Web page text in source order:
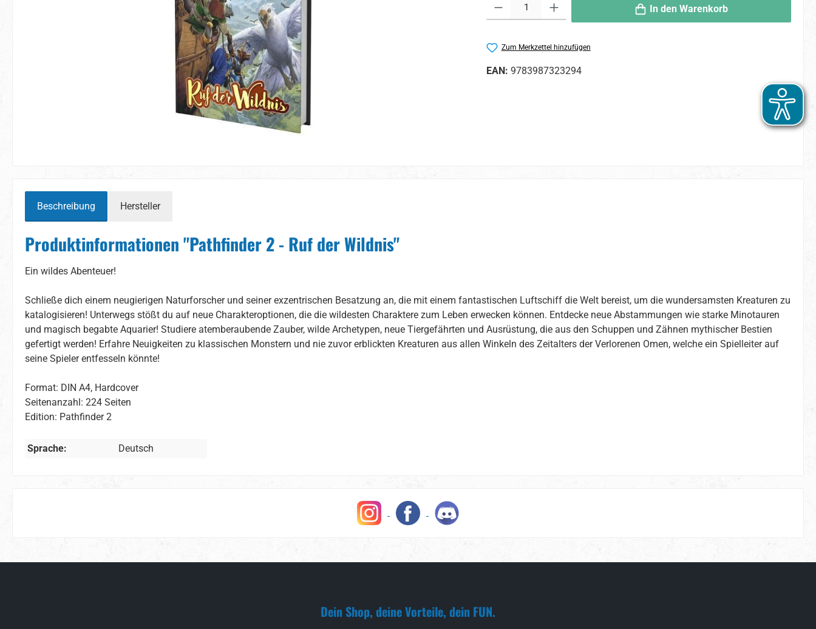
In den Warenkorb
Zum Merkzettel hinzufügen
EAN: 9783987323294
Beschreibung Hersteller
Produktinformationen "Pathfinder 2 - Ruf der Wildnis"
Ein wildes Abenteuer!
Schließe dich einem neugierigen Naturforscher und seiner exzentrischen Besatzung an, die mit einem fantastischen Luftschiff die Welt bereist, um die wundersamsten Kreaturen zu
katalogisieren! Unterwegs stößt du auf neue Charakteroptionen, die die wildesten Charaktere zum Leben erwecken können. Entdecke neue Abstammungen wie starke Minotauren
und magisch begabte Aquarier! Studiere atemberaubende Zauber, wilde Archetypen, neue Tiergefährten und Ausrüstung, die aus den Schuppen und Zähnen mythischer Bestien
gefertigt werden! Erfahre Neuigkeiten zu klassischen Monstern und nie zuvor erblickten Kreaturen aus allen Winkeln des Zeitalters der Verlorenen Omen, welche ein Spielleiter auf
seine Spieler entfesseln könnte!
Format: DIN A4, Hardcover
Seitenanzahl: 224 Seiten
Edition: Pathfinder 2
Sprache: Deutsch
Dein Shop, deine Vorteile, dein FUN.